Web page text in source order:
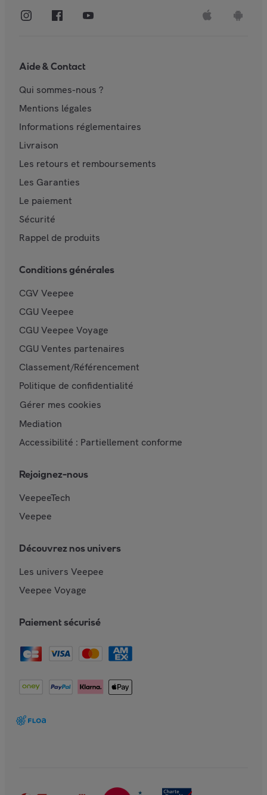
Aide & Contact
Qui sommes-nous ?
Mentions légales
Informations réglementaires
Livraison
Les retours et remboursements
Les Garanties
Le paiement
Sécurité
Rappel de produits
Conditions générales
CGV Veepee
CGU Veepee
CGU Veepee Voyage
CGU Ventes partenaires
Classement/Référencement
Politique de confidentialité
Gérer mes cookies
Mediation
Accessibilité : Partiellement conforme
Rejoignez-nous
VeepeeTech
Veepee
Découvrez nos univers
Les univers Veepee
Veepee Voyage
Paiement sécurisé